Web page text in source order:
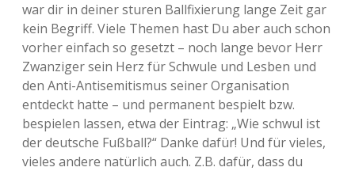
war dir in deiner sturen Ballfixierung lange Zeit gar
kein Begriff. Viele Themen hast Du aber auch schon
vorher einfach so gesetzt – noch lange bevor Herr
Zwanziger sein Herz für Schwule und Lesben und
den Anti-Antisemitismus seiner Organisation
entdeckt hatte – und permanent bespielt bzw.
bespielen lassen, etwa der Eintrag: „Wie schwul ist
der deutsche Fußball?“ Danke dafür! Und für vieles,
vieles andere natürlich auch. Z.B. dafür, dass du